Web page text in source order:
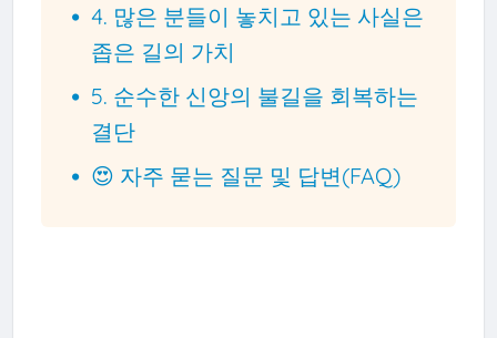
4. 많은 분들이 놓치고 있는 사실은
좁은 길의 가치
5. 순수한 신앙의 불길을 회복하는
결단
😍 자주 묻는 질문 및 답변(FAQ)